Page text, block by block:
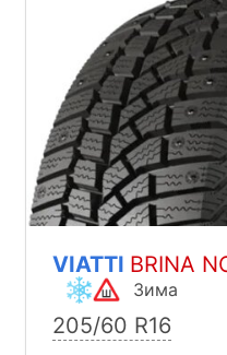
VIATTI BRINA
Зима
205/60 R16